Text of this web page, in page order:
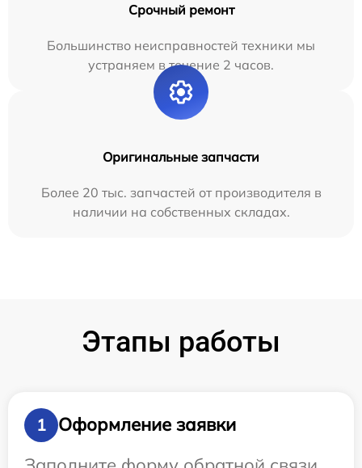
Срочный ремонт
Большинство неисправностей техники мы
устраняем в течение 2 часов.
Оригинальные запчасти
Более 20 тыс. запчастей от производителя в
наличии на собственных складах.
Этапы работы
1
Оформление заявки